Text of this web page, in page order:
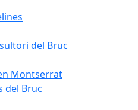
del Bruc
Montserrat
del Bruc